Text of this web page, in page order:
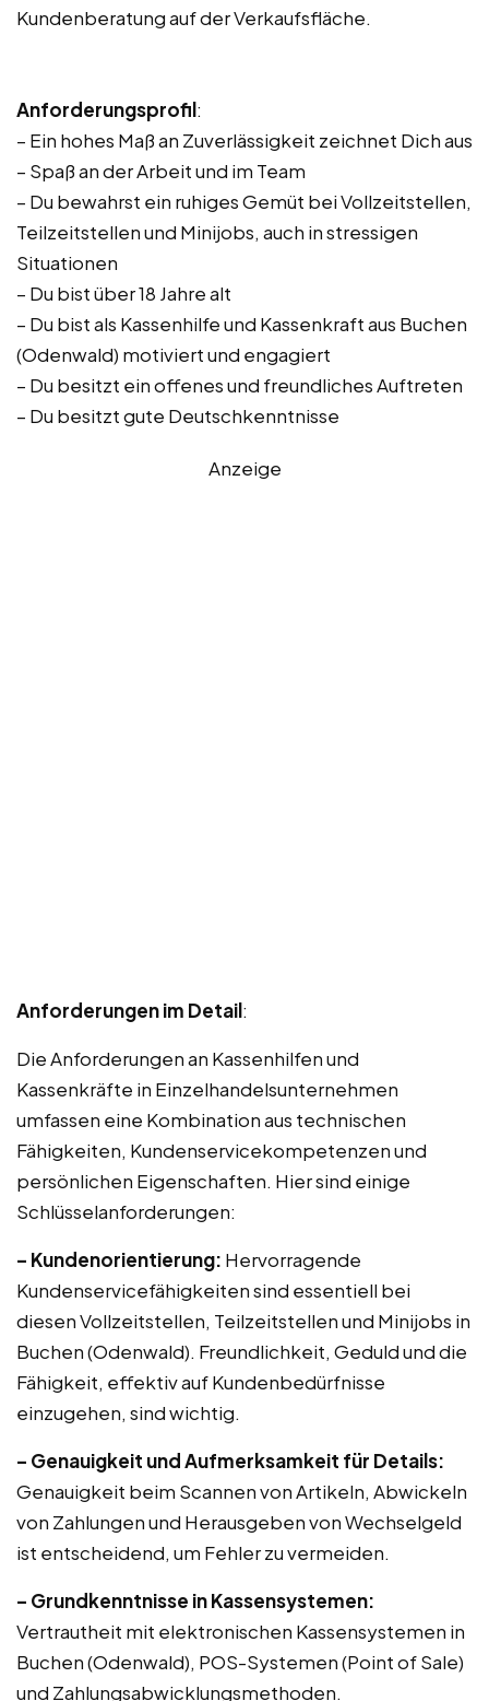
Kundenberatung auf der Verkaufsfläche.
Anforderungsprofil:
– Ein hohes Maß an Zuverlässigkeit zeichnet Dich aus
– Spaß an der Arbeit und im Team
– Du bewahrst ein ruhiges Gemüt bei Vollzeitstellen,
Teilzeitstellen und Minijobs, auch in stressigen
Situationen
– Du bist über 18 Jahre alt
– Du bist als Kassenhilfe und Kassenkraft aus Buchen
(Odenwald) motiviert und engagiert
– Du besitzt ein offenes und freundliches Auftreten
– Du besitzt gute Deutschkenntnisse
Anzeige
Anforderungen im Detail:
Die Anforderungen an Kassenhilfen und
Kassenkräfte in Einzelhandelsunternehmen
umfassen eine Kombination aus technischen
Fähigkeiten, Kundenservicekompetenzen und
persönlichen Eigenschaften. Hier sind einige
Schlüsselanforderungen:
– Kundenorientierung: Hervorragende
Kundenservicefähigkeiten sind essentiell bei
diesen Vollzeitstellen, Teilzeitstellen und Minijobs in
Buchen (Odenwald). Freundlichkeit, Geduld und die
Fähigkeit, effektiv auf Kundenbedürfnisse
einzugehen, sind wichtig.
– Genauigkeit und Aufmerksamkeit für Details:
Genauigkeit beim Scannen von Artikeln, Abwickeln
von Zahlungen und Herausgeben von Wechselgeld
ist entscheidend, um Fehler zu vermeiden.
– Grundkenntnisse in Kassensystemen:
Vertrautheit mit elektronischen Kassensystemen in
Buchen (Odenwald), POS-Systemen (Point of Sale)
und Zahlungsabwicklungsmethoden.